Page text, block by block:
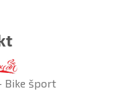
Bike šport